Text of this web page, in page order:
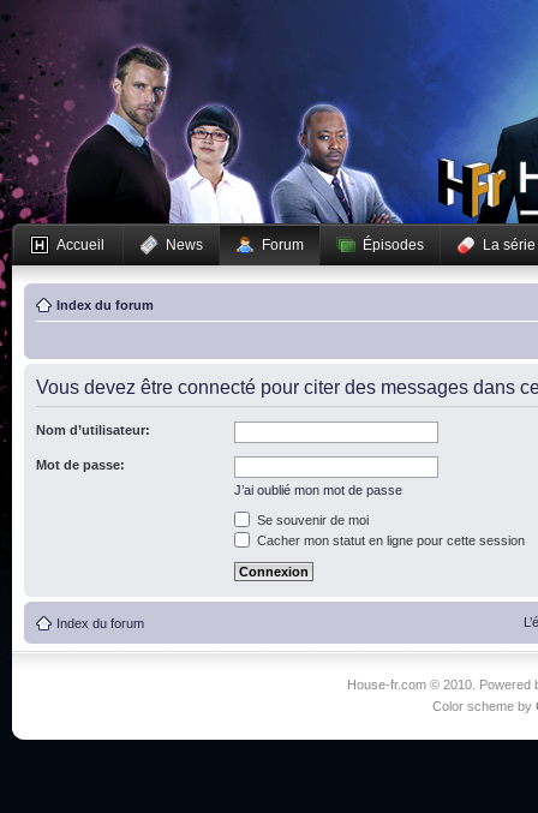
Accueil News Forum Épisodes La série
Index du forum
Vous devez être connecté pour citer des messages dans
Nom d’utilisateur:
Mot de passe:
J’ai oublié mon mot de passe
Se souvenir de moi
Cacher mon statut en ligne pour cette session
Index du forum
House-fr.com © 2010. Powered
Color scheme by